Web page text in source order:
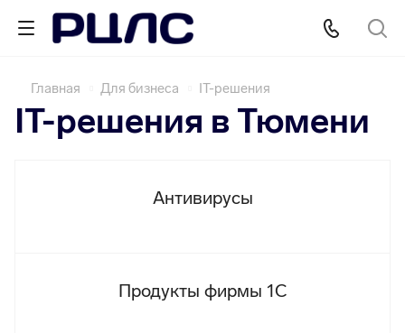
Главная Для бизнеса IT-решения
IT-решения в Тюмени
Антивирусы
Продукты фирмы 1C